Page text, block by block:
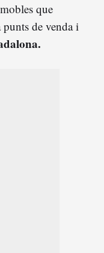
que
de venda i